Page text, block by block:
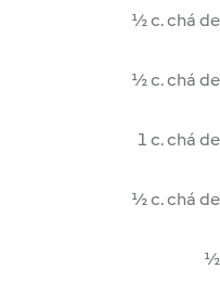
½ c. chá de
½ c. chá de
1 c. chá de
½ c. chá de
½